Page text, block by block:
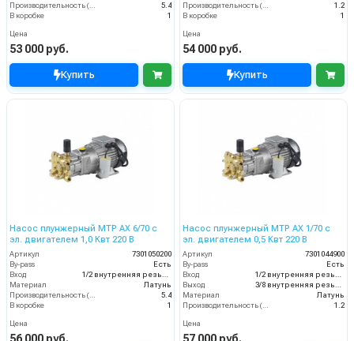
5.4
В коробке
1
Цена
53 000 руб.
Купить
1.2
В коробке
1
Цена
54 000 руб.
Купить
Насос плунжерный MTP AX 6/70 с
эл. двигателем 1,0 Квт 220 В
Артикул
7301050200
By-pass
Есть
Вход
1/2 внутренняя резьба
Материал
Латунь
Производительность (л/мин)
5.4
В коробке
1
Цена
Насос плунжерный MTP AX 1/70 с
эл. двигателем 0,5 Квт 220 В
Артикул
7301044900
By-pass
Есть
Вход
1/2 внутренняя резьба
Выход
3/8 внутренняя резьба
Материал
Латунь
Производительность (л/мин)
1.2
Цена